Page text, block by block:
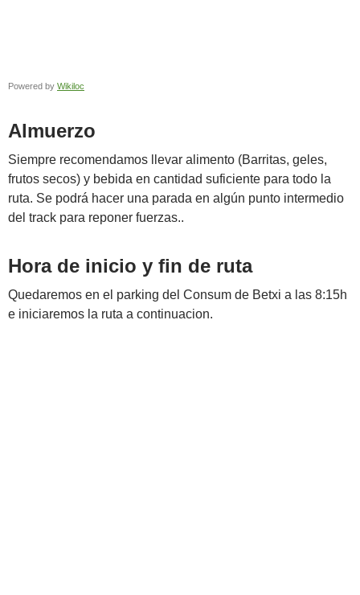
Powered by Wikiloc
Almuerzo
Siempre recomendamos llevar alimento (Barritas, geles,
frutos secos) y bebida en cantidad suficiente para todo la
ruta. Se podrá hacer una parada en algún punto intermedio
del track para reponer fuerzas..
Hora de inicio y fin de ruta
Quedaremos en el parking del Consum de Betxi a las 8:15h
e iniciaremos la ruta a continuacion.